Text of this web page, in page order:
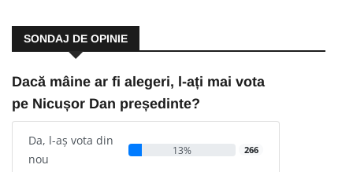
SONDAJ DE OPINIE
Dacă mâine ar fi alegeri, l-ați mai vota
pe Nicușor Dan președinte?
Da, l-aș vota din
nou
13% 266